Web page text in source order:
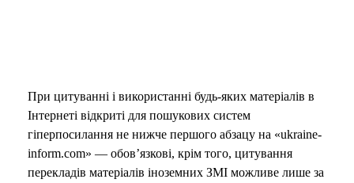
При цитуванні і використанні будь-яких матеріалів в
Інтернеті відкриті для пошукових систем
гіперпосилання не нижче першого абзацу на «ukraine-
inform.com» — обов’язкові, крім того, цитування
перекладів матеріалів іноземних ЗМІ можливе лише за